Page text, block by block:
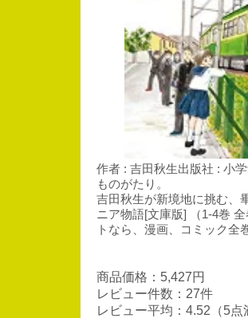
作者 : 吉田秋生出版社 : 小
ものがたり。
吉田秋生が新境地に挑む、
ニア物語[文庫版] （1-4巻
トなら、漫画、コミック全
商品価格：5,427円
レビュー件数：27件
レビュー平均：4.52（5点